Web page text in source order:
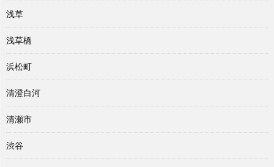
浅草
浅草橋
浜松町
清澄白河
清瀬市
渋谷